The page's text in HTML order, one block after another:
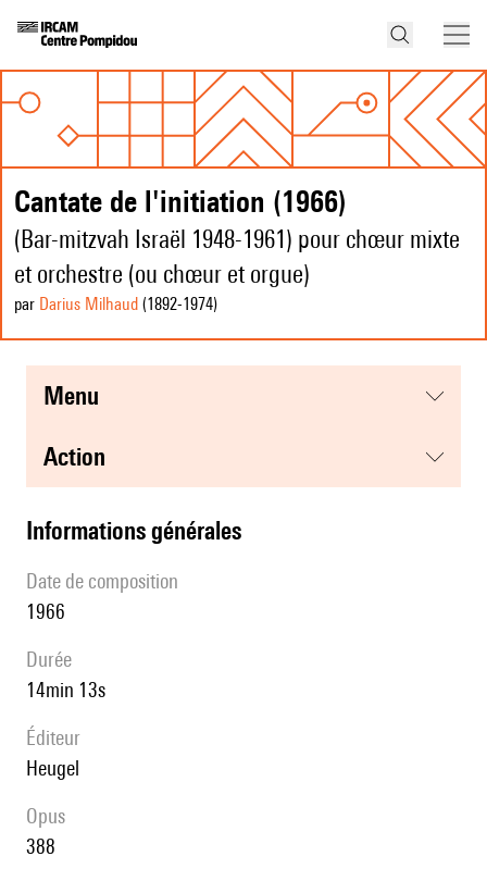
Cantate de l'initiation (1966)
(Bar-mitzvah Israël 1948-1961) pour chœur mixte
et orchestre (ou chœur et orgue)
par Darius Milhaud (1892-1974)
menu
action
informations générales
date de composition
1966
durée
14min 13s
éditeur
Heugel
Opus
388